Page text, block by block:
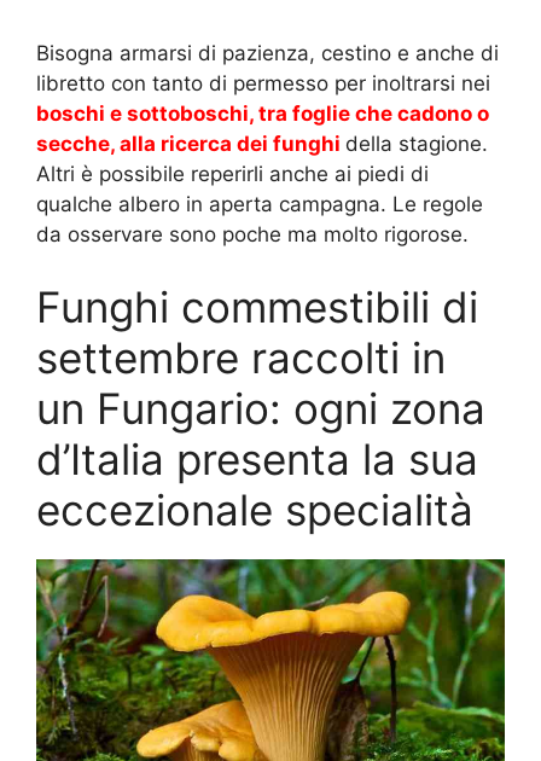
Bisogna armarsi di pazienza, cestino e anche di
libretto con tanto di permesso per inoltrarsi nei
boschi e sottoboschi, tra foglie che cadono o
secche, alla ricerca dei funghi della stagione.
Altri è possibile reperirli anche ai piedi di
qualche albero in aperta campagna. Le regole
da osservare sono poche ma molto rigorose.
Funghi commestibili di
settembre raccolti in
un Fungario: ogni zona
d’Italia presenta la sua
eccezionale specialità